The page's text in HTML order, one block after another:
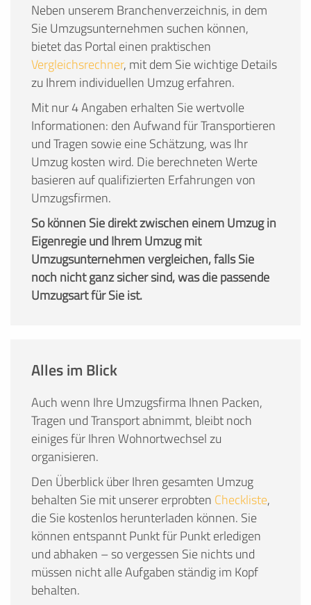
Neben unserem Branchenverzeichnis, in dem
Sie Umzugsunternehmen suchen können,
bietet das Portal einen praktischen
Vergleichsrechner, mit dem Sie wichtige Details
zu Ihrem individuellen Umzug erfahren.
Mit nur 4 Angaben erhalten Sie wertvolle
Informationen: den Aufwand für Transportieren
und Tragen sowie eine Schätzung, was Ihr
Umzug kosten wird. Die berechneten Werte
basieren auf qualifizierten Erfahrungen von
Umzugsfirmen.
So können Sie direkt zwischen einem Umzug in
Eigenregie und Ihrem Umzug mit
Umzugsunternehmen vergleichen, falls Sie
noch nicht ganz sicher sind, was die passende
Umzugsart für Sie ist.
Alles im Blick
Auch wenn Ihre Umzugsfirma Ihnen Packen,
Tragen und Transport abnimmt, bleibt noch
einiges für Ihren Wohnortwechsel zu
organisieren.
Den Überblick über Ihren gesamten Umzug
behalten Sie mit unserer erprobten Checkliste,
die Sie kostenlos herunterladen können. Sie
können entspannt Punkt für Punkt erledigen
und abhaken – so vergessen Sie nichts und
müssen nicht alle Aufgaben ständig im Kopf
behalten.